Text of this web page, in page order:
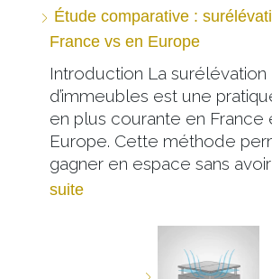
Étude comparative :
France vs en Europe
Introduction La surélévation
d’immeubles est une
en plus courante en France
Europe. Cette méthode
gagner en espace sans
suite